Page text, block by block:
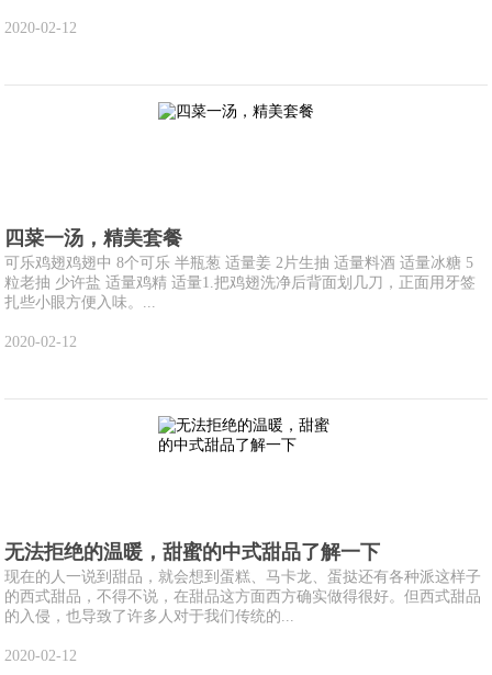
2020-02-12
四菜一汤，精美套餐
可乐鸡翅鸡翅中 8个可乐 半瓶葱 适量姜 2片生抽 适量料酒 适量冰糖 5
粒老抽 少许盐 适量鸡精 适量1.把鸡翅洗净后背面划几刀，正面用牙签
扎些小眼方便入味。...
2020-02-12
无法拒绝的温暖，甜蜜的中式甜品了解一下
现在的人一说到甜品，就会想到蛋糕、马卡龙、蛋挞还有各种派这样子
的西式甜品，不得不说，在甜品这方面西方确实做得很好。但西式甜品
的入侵，也导致了许多人对于我们传统的...
2020-02-12